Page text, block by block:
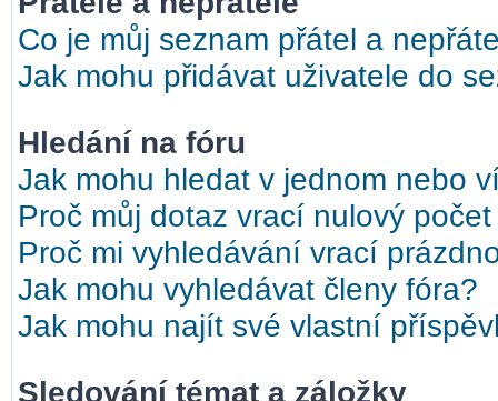
Co je můj seznam přátel a
Jak mohu přidávat uživatele do
Hledání na fóru
Jak mohu hledat v jednom nebo
Proč můj dotaz vrací nulový
Proč mi vyhledávání vrací
Jak mohu vyhledávat členy fóra?
Jak mohu najít své vlastní
Sledování témat a záložky